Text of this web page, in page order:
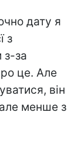
дату я
з
з-за
це. Але
він
менше з